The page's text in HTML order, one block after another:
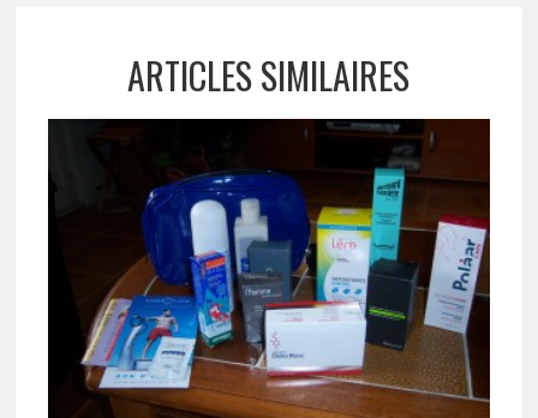
ARTICLES SIMILAIRES